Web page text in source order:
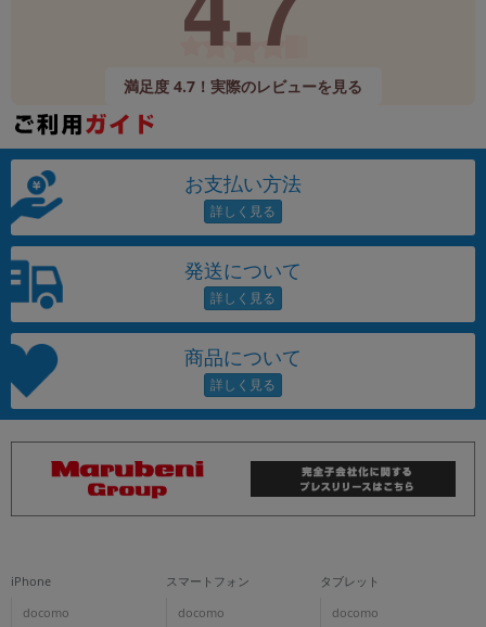
満足度 4.7！実際のレビューを見る
お支払い方法
発送について
商品について
iPhone
docomo
スマートフォン
docomo
タブレット
docomo